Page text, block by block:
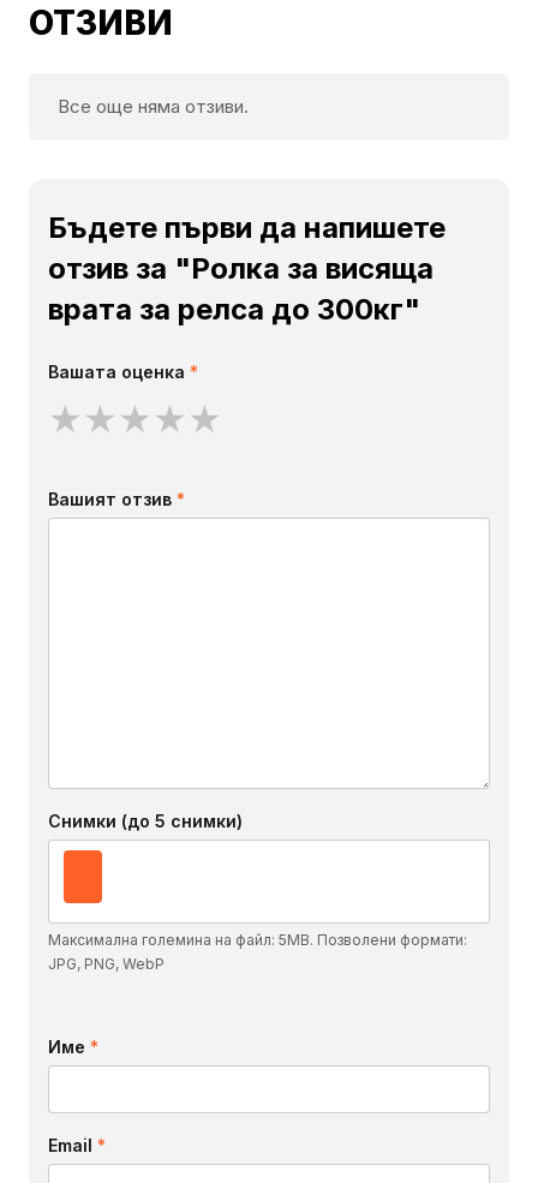
ОТЗИВИ
Все още няма отзиви.
Бъдете първи да напишете
отзив за "Ролка за висяща
врата за релса до 300кг"
Вашата оценка *
★★★★★
Вашият отзив *
Снимки (до 5 снимки)
Максимална големина на файл: 5MB. Позволени формати:
JPG, PNG, WebP
Име *
Email *